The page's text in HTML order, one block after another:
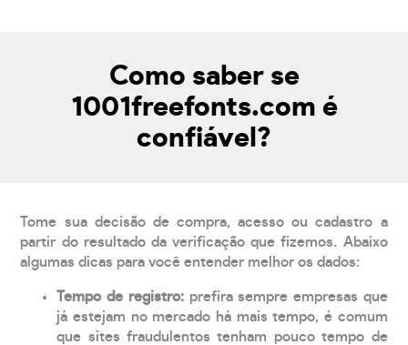
Como saber se
1001freefonts.com é
confiável?
Tome sua decisão de compra, acesso ou cadastro a
partir do resultado da verificação que fizemos. Abaixo
algumas dicas para você entender melhor os dados:
Tempo de registro: prefira sempre empresas que
já estejam no mercado há mais tempo, é comum
que sites fraudulentos tenham pouco tempo de